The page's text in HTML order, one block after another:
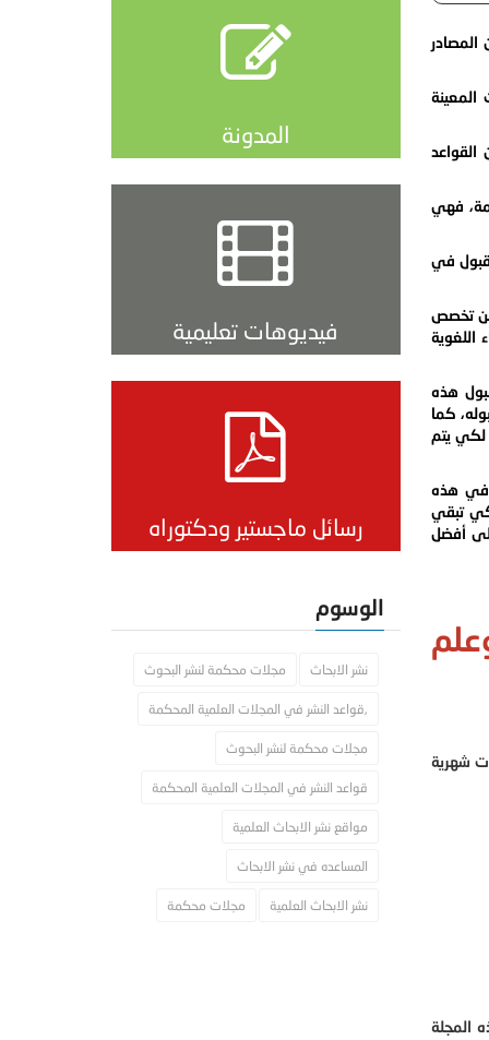
فهي
قبول في
تخصص
هذه
كما
لكي يتم
في هذه
تبقي
أفضل
شهرية
المجلة
المدونة
فيديوهات تعليمية
رسائل ماجستير ودكتوراه
الوسوم
نشر الابحاث مجلات محكمة لنشر البحوث
,قواعد النشر في المجلات العلمية المحكمة
مجلات محكمة لنشر البحوث
قواعد النشر في المجلات العلمية المحكمة
مواقع نشر الابحاث العلمية
المساعده في نشر الابحاث
نشر الابحاث العلمية مجلات محكمة